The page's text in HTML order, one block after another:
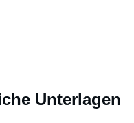
Unterlagen